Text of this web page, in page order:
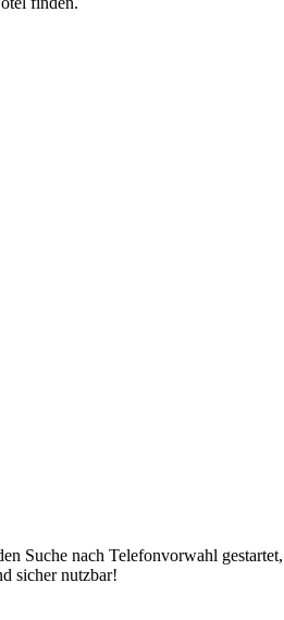
Suche nach Telefonvorwahl
sicher nutzbar!